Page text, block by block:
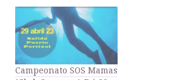
Instrucciones:
Descargar el archivo,
descomprimir, coger el
archivo .gpx y copiarlo
en la tarjeta sd. Insertar
la sd en el plotter e
Campeonato SOS Mamas